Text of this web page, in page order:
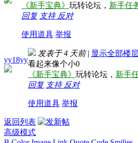
《新手宝典》 玩转论坛， 新手任
回复 支持 反对
使用道具 举报
yy18yy
发表于4 天前 | 显示全部楼
看起来像个小0
《新手宝典》 玩转论坛， 新手
回复 支持 反对
使用道具 举报
返回列表
高级模式